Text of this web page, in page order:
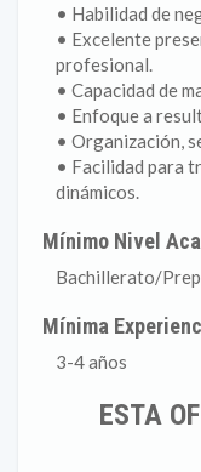
• Habilidad de
• Excelente
profesional.
• Capacidad de
• Enfoque a
• Organización,
• Facilidad para
dinámicos.
Mínimo Nivel
Bachillerato/
Mínima
3-4 años
ESTA